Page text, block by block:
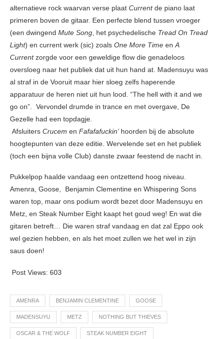
alternatieve rock waarvan verse plaat Currentde piano laat
primeren boven de gitaar. Een perfecte blend tussen vroeger
(een dwingend Mute Song, het psychedelische Tread On Tread
Light) en current werk (sic) zoals One More Time enA
Currentzorgde voor een geweldige flow die genadeloos
oversloeg naar het publiek dat uit hun hand at. Madensuyu was
al straf in de Vooruit maar hier sloeg zelfs haperende
apparatuur de heren niet uit hun lood. “The hell with it and we
go on”. Vervondel drumde in trance en met overgave, De
Gezelle had een topdagje.
Afsluiters Crucem en Fafafafuckin’hoorden bij de absolute
hoogtepunten van deze editie. Wervelende set en het publiek
(toch een bijna volle Club) danste zwaar feestend de nacht in.
Pukkelpop haalde vandaag een ontzettend hoog niveau.
Amenra, Goose, Benjamin Clementine en Whispering Sons
waren top, maar ons podium wordt bezet door Madensuyu en
Metz, en Steak Number Eight kaapt het goud weg! En wat die
gitaren betreft… Die waren straf vandaag en dat zal Eppo ook
wel gezien hebben, en als het moet zullen we het wel in zijn
saus doen!
Post Views: 603
AMENRA BENJAMIN CLEMENTINE GOOSE
MADENSUYU METZ NOTHING BUT THIEVES
OSCAR & THE WOLF STEAK NUMBER EIGHT